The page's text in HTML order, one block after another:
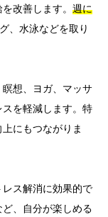
改善します。 週に
、水泳などを取り
想、ヨガ、マッサ
を軽減します。特
にもつながりま
ス解消に効果的で
、自分が楽しめる